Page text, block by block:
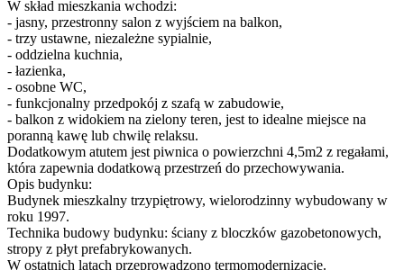
W skład mieszkania wchodzi:
- jasny, przestronny salon z wyjściem na balkon,
- trzy ustawne, niezależne sypialnie,
- oddzielna kuchnia,
- łazienka,
- osobne WC,
- funkcjonalny przedpokój z szafą w zabudowie,
- balkon z widokiem na zielony teren, jest to idealne miejsce na
poranną kawę lub chwilę relaksu.
Dodatkowym atutem jest piwnica o powierzchni 4,5m2 z regałami,
która zapewnia dodatkową przestrzeń do przechowywania.
Opis budynku:
Budynek mieszkalny trzypiętrowy, wielorodzinny wybudowany w
roku 1997.
Technika budowy budynku: ściany z bloczków gazobetonowych,
stropy z płyt prefabrykowanych.
W ostatnich latach przeprowadzono termomodernizację.